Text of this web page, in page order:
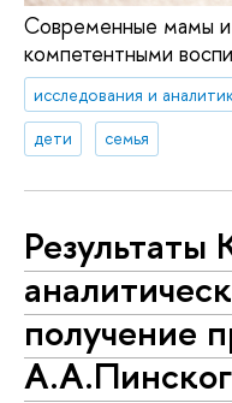
Современные мамы и
компетентными
исследования и
дети
семья
Результаты
получение